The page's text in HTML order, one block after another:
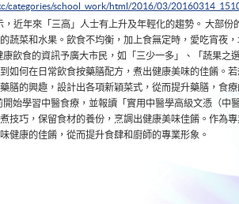
categories/school_work/html/2016/03/
近年來「三高」人士有上升及年輕化的趨勢。 大部
蔬菜和水果。飲食不均衡，加上食無定時，愛吃宵夜
飲食的資訊予廣大市民，如「三少一多」、「蔬果之
如何在日常飲食按藥膳配方，煮出健康美味的佳餚。
膳的興趣，設計出各項新穎菜式，從而提升藥膳，食療
始學習中醫食療，並報讀「實用中醫學高級文憑（中
技巧，保留食材的養份，烹調出健康美味佳餚。作為
健康的佳餚，從而提升食肆和廚師的專業形象。